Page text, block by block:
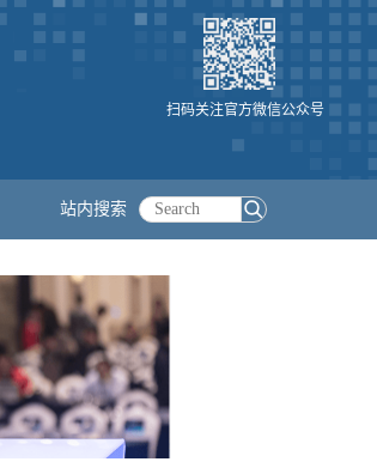
扫码关注官方微信公众号
站内搜索